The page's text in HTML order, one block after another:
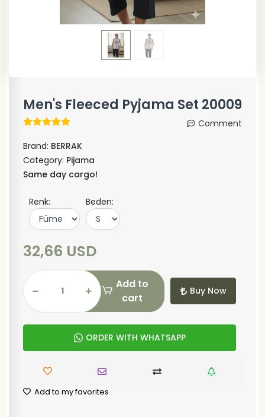
Men's Fleeced Pyjama Set 20009
Comment
Brand: BERRAK
Category: Pijama
Same day cargo!
Renk: Beden:
32,66 USD
Add to
cart
Buy Now
ORDER WITH WHATSAPP
Add to my favorites